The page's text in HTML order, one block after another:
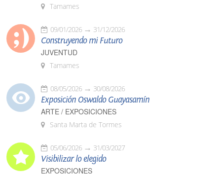
Tamames
09/01/2026 31/12/2026
Construyendo mi Futuro
JUVENTUD
Tamames
08/05/2026 30/08/2026
Exposición Oswaldo Guayasamín
ARTE / EXPOSICIONES
Santa Marta de Tormes
05/06/2026 31/03/2027
Visibilizar lo elegido
EXPOSICIONES